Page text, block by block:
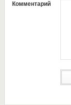
Комментарий